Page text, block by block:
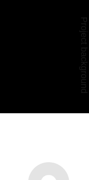
Project background